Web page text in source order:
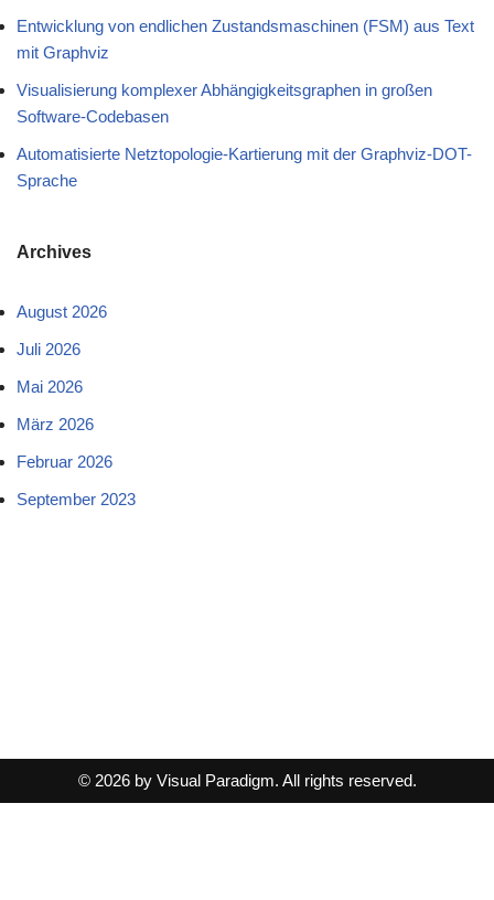
Entwicklung von endlichen Zustandsmaschinen (FSM) aus Text
mit Graphviz
Visualisierung komplexer Abhängigkeitsgraphen in großen
Software-Codebasen
Automatisierte Netztopologie-Kartierung mit der Graphviz-DOT-
Sprache
Archives
August 2026
Juli 2026
Mai 2026
März 2026
Februar 2026
September 2023
© 2026 by Visual Paradigm. All rights reserved.